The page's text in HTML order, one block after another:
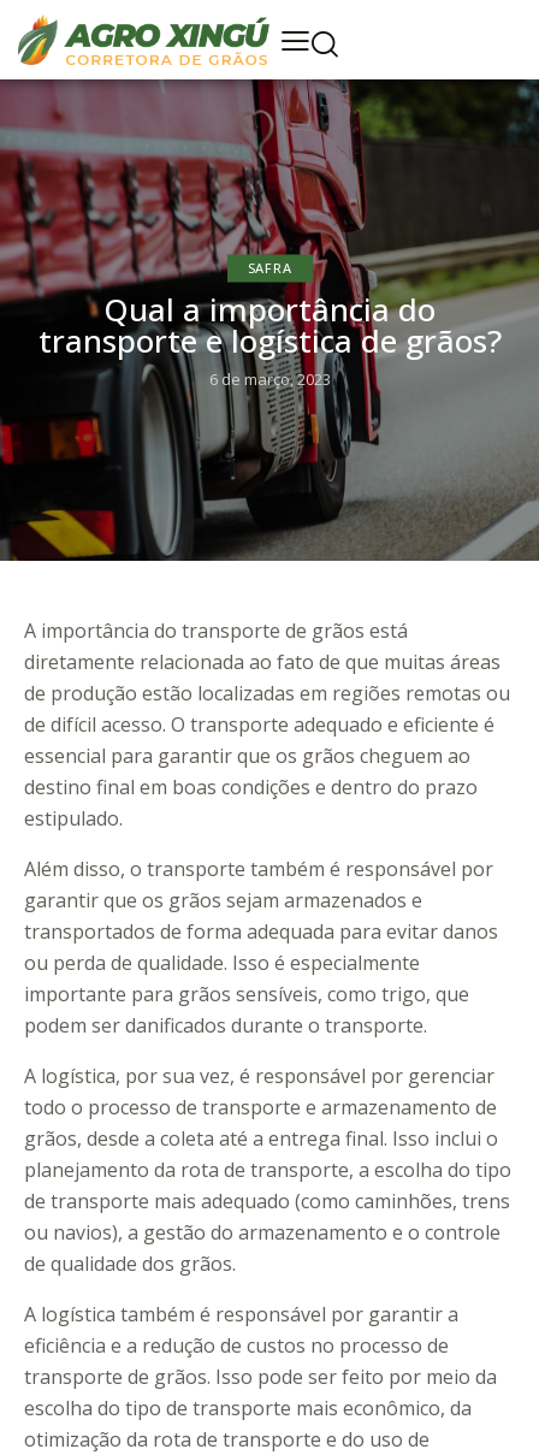
SAFRA
Qual a importância do
transporte e logística de grãos?
6 de março, 2023
A importância do transporte de grãos está
diretamente relacionada ao fato de que muitas áreas
de produção estão localizadas em regiões remotas ou
de difícil acesso. O transporte adequado e eficiente é
essencial para garantir que os grãos cheguem ao
destino final em boas condições e dentro do prazo
estipulado.
Além disso, o transporte também é responsável por
garantir que os grãos sejam armazenados e
transportados de forma adequada para evitar danos
ou perda de qualidade. Isso é especialmente
importante para grãos sensíveis, como trigo, que
podem ser danificados durante o transporte.
A logística, por sua vez, é responsável por gerenciar
todo o processo de transporte e armazenamento de
grãos, desde a coleta até a entrega final. Isso inclui o
planejamento da rota de transporte, a escolha do tipo
de transporte mais adequado (como caminhões, trens
ou navios), a gestão do armazenamento e o controle
de qualidade dos grãos.
A logística também é responsável por garantir a
eficiência e a redução de custos no processo de
transporte de grãos. Isso pode ser feito por meio da
escolha do tipo de transporte mais econômico, da
otimização da rota de transporte e do uso de